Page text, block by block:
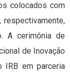
colocados com
A cerimônia de
de Inovação
IRB em parceria